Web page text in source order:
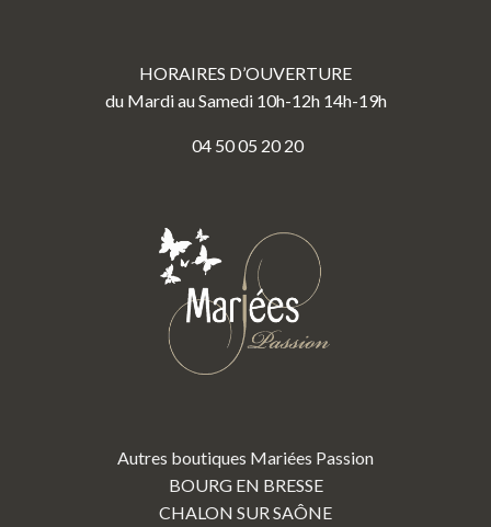
HORAIRES D’OUVERTURE
du Mardi au Samedi 10h-12h 14h-19h
04 50 05 20 20
Autres boutiques Mariées Passion
BOURG EN BRESSE
CHALON SUR SAÔNE